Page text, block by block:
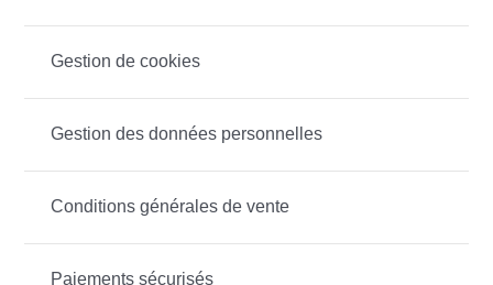
Gestion de cookies
Gestion des données personnelles
Conditions générales de vente
Paiements sécurisés